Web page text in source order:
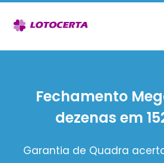
Fechamento
dezenas em
Garantia de Quadra